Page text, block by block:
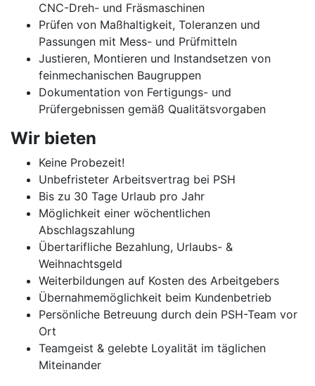
CNC-Dreh- und Fräsmaschinen
Prüfen von Maßhaltigkeit, Toleranzen und
Passungen mit Mess- und Prüfmitteln
Justieren, Montieren und Instandsetzen von
feinmechanischen Baugruppen
Dokumentation von Fertigungs- und
Prüfergebnissen gemäß Qualitätsvorgaben
Wir bieten
Keine Probezeit!
Unbefristeter Arbeitsvertrag bei PSH
Bis zu 30 Tage Urlaub pro Jahr
Möglichkeit einer wöchentlichen
Abschlagszahlung
Übertarifliche Bezahlung, Urlaubs- &
Weihnachtsgeld
Weiterbildungen auf Kosten des Arbeitgebers
Übernahmemöglichkeit beim Kundenbetrieb
Persönliche Betreuung durch dein PSH-Team vor
Ort
Teamgeist & gelebte Loyalität im täglichen
Miteinander